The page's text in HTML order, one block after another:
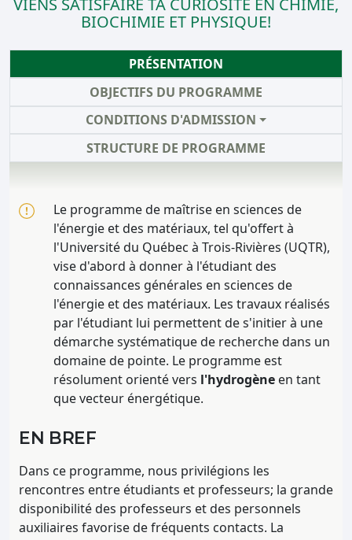
VIENS SATISFAIRE TA CURIOSITÉ EN CHIMIE,
BIOCHIMIE ET PHYSIQUE!
PRÉSENTATION
OBJECTIFS DU PROGRAMME
CONDITIONS D'ADMISSION
STRUCTURE DE PROGRAMME
Le programme de maîtrise en sciences de
l'énergie et des matériaux, tel qu'offert à
l'Université du Québec à Trois-Rivières (UQTR),
vise d'abord à donner à l'étudiant des
connaissances générales en sciences de
l'énergie et des matériaux. Les travaux réalisés
par l'étudiant lui permettent de s'initier à une
démarche systématique de recherche dans un
domaine de pointe. Le programme est
résolument orienté vers l'hydrogène en tant
que vecteur énergétique.
EN BREF
Dans ce programme, nous privilégions les
rencontres entre étudiants et professeurs; la grande
disponibilité des professeurs et des personnels
auxiliaires favorise de fréquents contacts. La